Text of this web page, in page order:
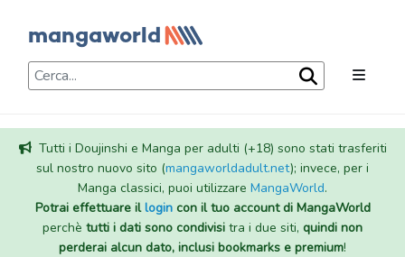
Tutti i Doujinshi e Manga per adulti (+18) sono stati trasferiti
sul nostro nuovo sito (mangaworldadult.net); invece, per i
Manga classici, puoi utilizzare MangaWorld.
Potrai effettuare illogincon il tuo account di MangaWorld
perchè tutti i dati sono condivisi tra i due siti, quindi non
perderai alcun dato, inclusi bookmarks e premium!